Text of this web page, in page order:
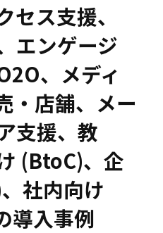
合わせ
セス支援、
エンゲージ
、メディ
・店舗、メー
支援、教
(BtoC)、企
社内向け
導入事例